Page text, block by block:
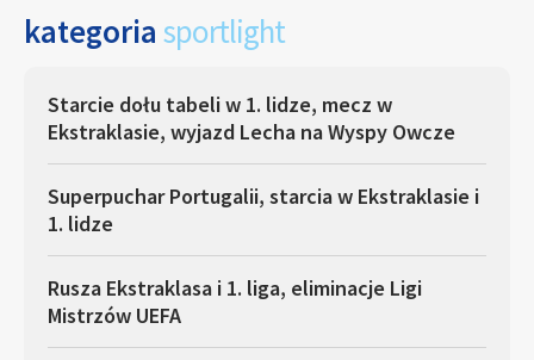
kategoria sportlight
Starcie dołu tabeli w 1. lidze, mecz w
Ekstraklasie, wyjazd Lecha na Wyspy Owcze
Superpuchar Portugalii, starcia w Ekstraklasie i
1. lidze
Rusza Ekstraklasa i 1. liga, eliminacje Ligi
Mistrzów UEFA